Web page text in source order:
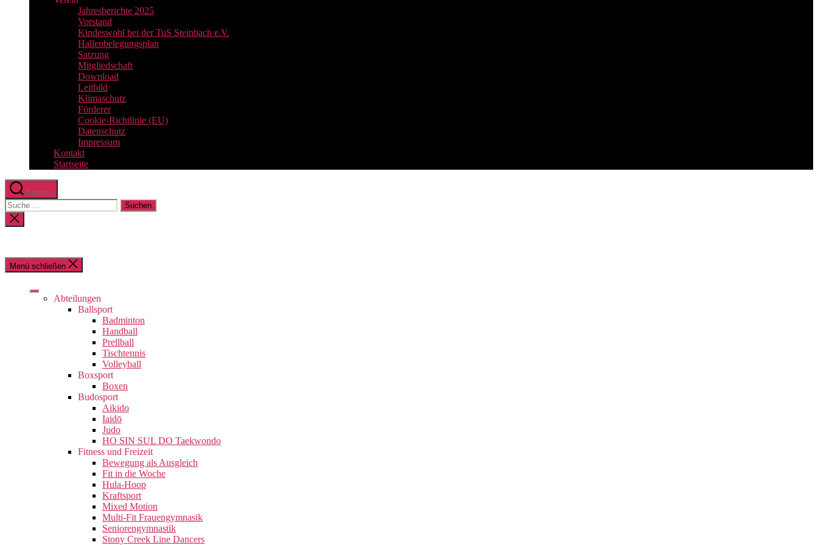
Jahresberichte 2025
Vorstand
Kindeswohl bei der TuS Steinbach e.V.
Hallenbelegungsplan
Satzung
Mitgliedschaft
Download
Leitbild
Klimaschutz
Förderer
Cookie-Richtlinie (EU)
Datenschutz
Impressum
Kontakt
Startseite
Suchen
Suche
nach:
Suche
schließen
Menü schließen
Abteilungen
Ballsport
Badminton
Handball
Prellball
Tischtennis
Volleyball
Boxsport
Boxen
Budosport
Aikido
Iaidō
Judo
HO SIN SUL DO Taekwondo
Fitness und Freizeit
Bewegung als Ausgleich
Fit in die Woche
Hula-Hoop
Kraftsport
Mixed Motion
Multi-Fit Frauengymnasik
Seniorengymnastik
Stony Creek Line Dancers